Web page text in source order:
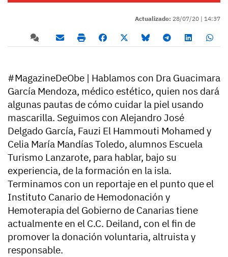
Actualizado: 28/07/20 | 14:37
#MagazineDeObe | Hablamos con Dra Guacimara
García Mendoza, médico estético, quien nos dará
algunas pautas de cómo cuidar la piel usando
mascarilla. Seguimos con Alejandro José
Delgado García, Fauzi El Hammouti Mohamed y
Celia María Mandías Toledo, alumnos Escuela
Turismo Lanzarote, para hablar, bajo su
experiencia, de la formación en la isla.
Terminamos con un reportaje en el punto que el
Instituto Canario de Hemodonación y
Hemoterapia del Gobierno de Canarias tiene
actualmente en el C.C. Deiland, con el fin de
promover la donación voluntaria, altruista y
responsable.